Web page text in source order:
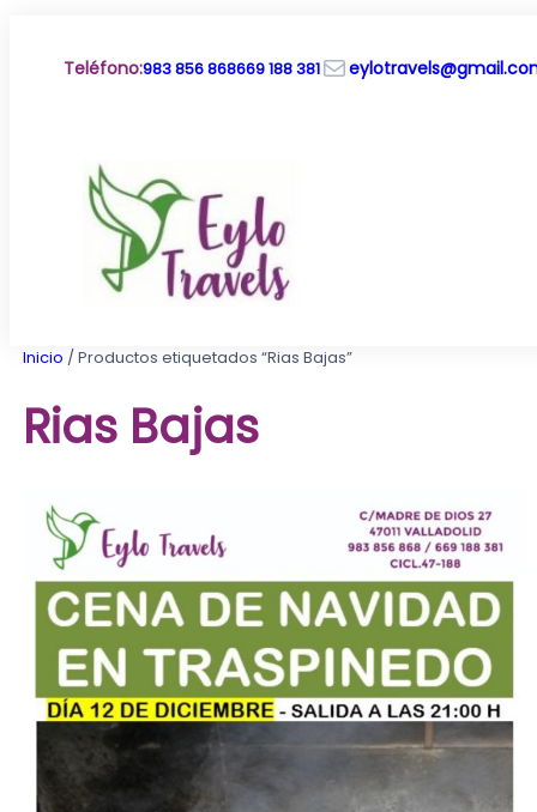
contenidoTeléfono:983 856 868669 188 381Correo electrónico
Inicio / Productos etiquetados “Rias Bajas”
Rias Bajas